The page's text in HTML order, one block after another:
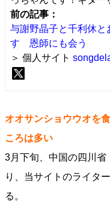
前の記事：
与謝野晶子と千利休と
す 恩師にも会う
＞ 個人サイト
オオサンショウウオを
ころは多い
3月下旬、中国の四川
り、当サイトのライタ
る。